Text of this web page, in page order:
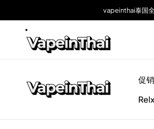
vapeinthai泰国
促